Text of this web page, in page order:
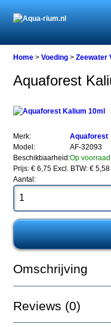
Home
Zeewater
Kalium
10ml
10ml
geconcentreerde
kalium.
Het
Home >Voeding >Zeewater
Aquaforest
Merk:
Aquaforest
Model:
AF-32093
Beschikbaarheid:Op voorraad
Prijs: € 6,75 Excl. BTW: € 5,58
Aantal:
Omschrijving
Reviews (0)